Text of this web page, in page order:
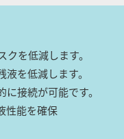
を低減します。
を低減します。
接続が可能です。
性能を確保